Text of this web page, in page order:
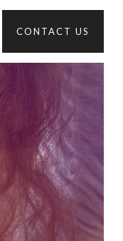
CONTACT US